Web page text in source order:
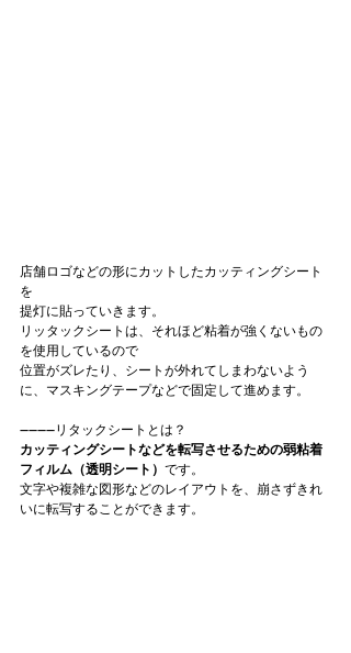
店舗ロゴなどの形にカットしたカッティングシート
を
提灯に貼っていきます。
リッタックシートは、それほど粘着が強くないもの
を使用しているので
位置がズレたり、シートが外れてしまわないよう
に、マスキングテープなどで固定して進めます。
--------リタックシートとは？
カッティングシートなどを転写させるための弱粘着
フィルム（透明シート） です。
文字や複雑な図形などのレイアウトを、崩さずきれ
いに転写することができます。